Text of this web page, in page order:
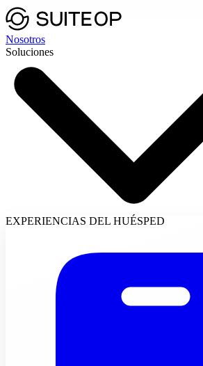
Nosotros
Soluciones
EXPERIENCIAS DEL HUÉSPED